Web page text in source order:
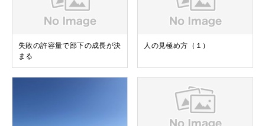
失敗の許容量で部下の成長が決
まる
人の見極め方（１）